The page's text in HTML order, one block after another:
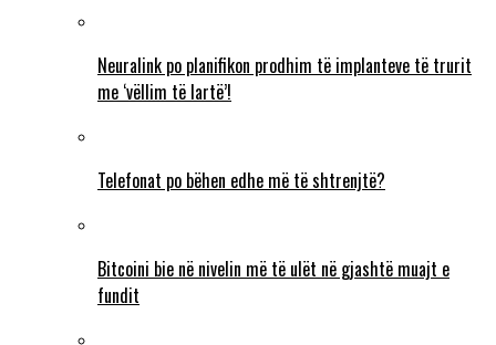
Neuralink po planifikon prodhim të implanteve të trurit
me ‘vëllim të lartë’!
Telefonat po bëhen edhe më të shtrenjtë?
Bitcoini bie në nivelin më të ulët në gjashtë muajt e
fundit